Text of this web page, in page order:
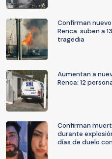
Confirman
Renca: suben a
tragedia
Aumentan a
Renca: 12
Confirman
durante
días de duelo